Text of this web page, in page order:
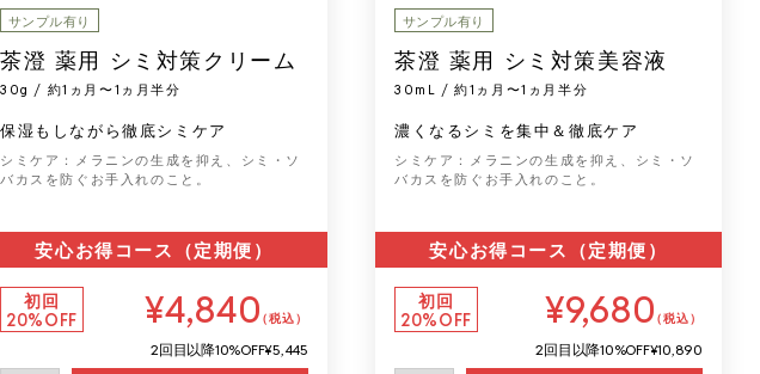
サンプル有り
茶澄 薬用 シミ対策クリーム
30g / 約1ヵ月〜1ヵ月半分
保湿もしながら徹底シミケア
シミケア：メラニンの生成を抑え、シミ・ソ
バカスを防ぐお手入れのこと。
安心お得コース（定期便）
初回
20%OFF
¥4,840（税込）
2回目以降10%OFF¥5,445
サンプル有り
茶澄 薬用 シミ対策美容液
30mL / 約1ヵ月〜1ヵ月半分
濃くなるシミを集中＆徹底ケア
シミケア：メラニンの生成を抑え、シミ・ソ
バカスを防ぐお手入れのこと。
安心お得コース（定期便）
初回
20%OFF
¥9,680（税込）
2回目以降10%OFF¥10,890